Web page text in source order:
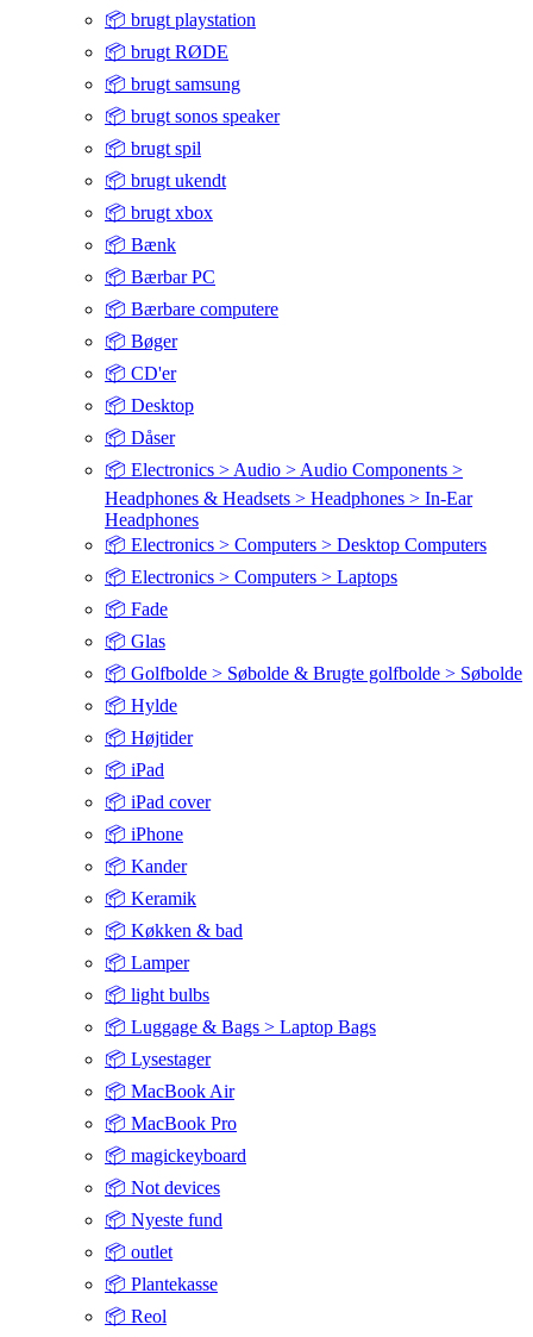
📦 brugt playstation
📦 brugt RØDE
📦 brugt samsung
📦 brugt sonos speaker
📦 brugt spil
📦 brugt ukendt
📦 brugt xbox
📦 Bænk
📦 Bærbar PC
📦 Bærbare computere
📦 Bøger
📦 CD'er
📦 Desktop
📦 Dåser
📦 Electronics > Audio > Audio Components >
Headphones & Headsets > Headphones > In-Ear
Headphones
📦 Electronics > Computers > Desktop Computers
📦 Electronics > Computers > Laptops
📦 Fade
📦 Glas
📦 Golfbolde > Søbolde & Brugte golfbolde > Søbolde
📦 Hylde
📦 Højtider
📦 iPad
📦 iPad cover
📦 iPhone
📦 Kander
📦 Keramik
📦 Køkken & bad
📦 Lamper
📦 light bulbs
📦 Luggage & Bags > Laptop Bags
📦 Lysestager
📦 MacBook Air
📦 MacBook Pro
📦 magickeyboard
📦 Not devices
📦 Nyeste fund
📦 outlet
📦 Plantekasse
📦 Reol